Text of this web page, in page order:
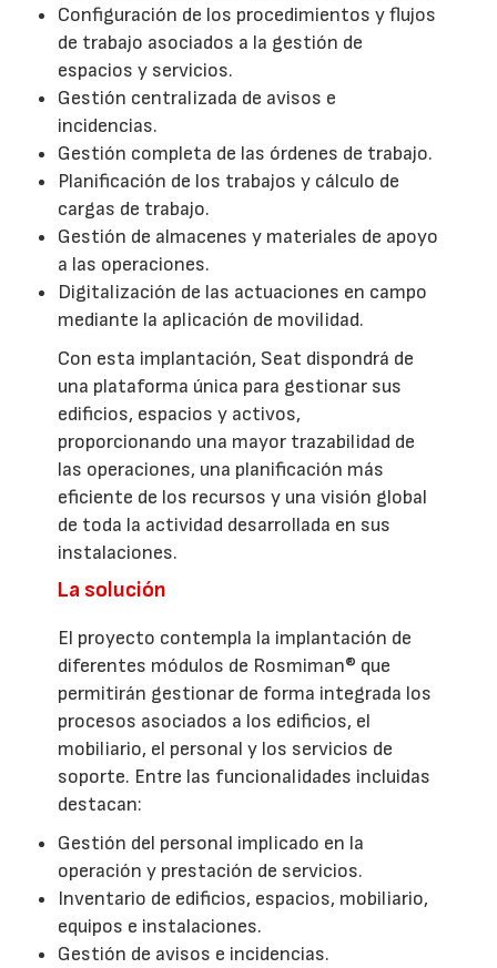
Configuración de los procedimientos y flujos
de trabajo asociados a la gestión de
espacios y servicios.
Gestión centralizada de avisos e
incidencias.
Gestión completa de las órdenes de trabajo.
Planificación de los trabajos y cálculo de
cargas de trabajo.
Gestión de almacenes y materiales de apoyo
a las operaciones.
Digitalización de las actuaciones en campo
mediante la aplicación de movilidad.
Con esta implantación, Seat dispondrá de
una plataforma única para gestionar sus
edificios, espacios y activos,
proporcionando una mayor trazabilidad de
las operaciones, una planificación más
eficiente de los recursos y una visión global
de toda la actividad desarrollada en sus
instalaciones.
La solución
El proyecto contempla la implantación de
diferentes módulos de Rosmiman® que
permitirán gestionar de forma integrada los
procesos asociados a los edificios, el
mobiliario, el personal y los servicios de
soporte. Entre las funcionalidades incluidas
destacan:
Gestión del personal implicado en la
operación y prestación de servicios.
Inventario de edificios, espacios, mobiliario,
equipos e instalaciones.
Gestión de avisos e incidencias.